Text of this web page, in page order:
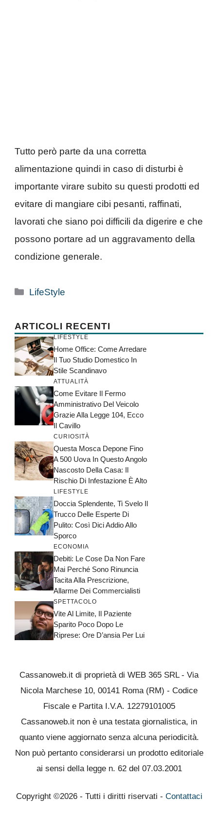
Tutto però parte da una corretta
alimentazione quindi in caso di disturbi è
importante virare subito su questi prodotti ed
evitare di mangiare cibi pesanti, raffinati,
lavorati che siano poi difficili da digerire e che
possono portare ad un aggravamento della
condizione generale.
Categorie
LifeStyle
ARTICOLI RECENTI
LIFESTYLE
Home Office: Come Arredare
Il Tuo Studio Domestico In
Stile Scandinavo
ATTUALITÀ
Come Evitare Il Fermo
Amministrativo Del Veicolo
Grazie Alla Legge 104, Ecco
Il Cavillo
CURIOSITÀ
Questa Mosca Depone Fino
A 500 Uova In Questo Angolo
Nascosto Della Casa: Il
Rischio Di Infestazione È Alto
LIFESTYLE
Doccia Splendente, Ti Svelo Il
Trucco Delle Esperte Di
Pulito: Così Dici Addio Allo
Sporco
ECONOMIA
Debiti: Le Cose Da Non Fare
Mai Perché Sono Rinuncia
Tacita Alla Prescrizione,
Allarme Dei Commercialisti
SPETTACOLO
Vite Al Limite, Il Paziente
Sparito Poco Dopo Le
Riprese: Ore D’ansia Per Lui
Cassanoweb.it di proprietà di WEB 365 SRL - Via
Nicola Marchese 10, 00141 Roma (RM) - Codice
Fiscale e Partita I.V.A. 12279101005
Cassanoweb.it non è una testata giornalistica, in
quanto viene aggiornato senza alcuna periodicità.
Non può pertanto considerarsi un prodotto editoriale
ai sensi della legge n. 62 del 07.03.2001
Copyright ©2026 - Tutti i diritti riservati - Contattaci